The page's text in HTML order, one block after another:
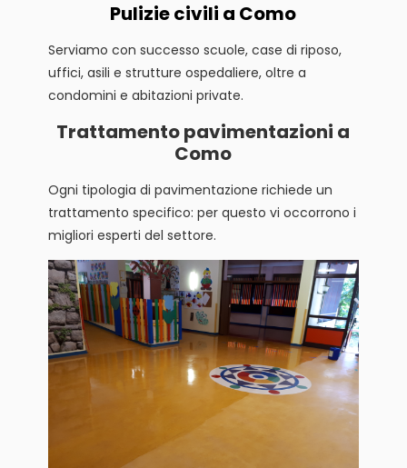
Pulizie civili a Como
Serviamo con successo scuole, case di riposo,
uffici, asili e strutture ospedaliere, oltre a
condomini e abitazioni private.
Trattamento pavimentazioni a
Como
Ogni tipologia di pavimentazione richiede un
trattamento specifico: per questo vi occorrono i
migliori esperti del settore.